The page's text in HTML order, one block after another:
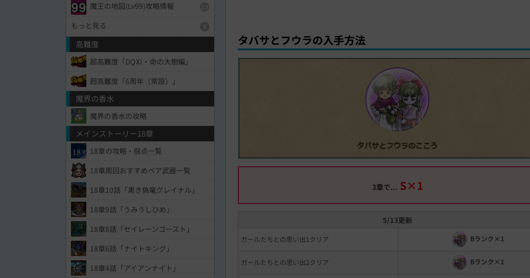
タバサとフウラの入手方法
3章で... S×1
5/13更新
ガールたちとの思い出1クリア Bランク×1
ガールたちとの思い出2クリア Bランク×1
魔王の地図(Lv99)攻略情報
もっと見る
高難度
超高難度「DQⅪ・命の大樹編」
超高難度「6周年（常設）」
魔界の香水
魔界の香水の攻略
メインストーリー18章
18章の攻略・弱点一覧
18章周回おすすめペア武器一覧
18章10話「黒き偽竜グレイナル」
18章9話「うみうしひめ」
18章8話「セイレーンゴースト」
18章6話「ナイトキング」
18章4話「アイアンナイト」